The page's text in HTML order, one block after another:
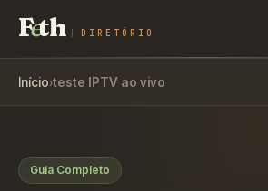
Feth DIRETÓRIO
Início›teste IPTV ao vivo
Guia Completo